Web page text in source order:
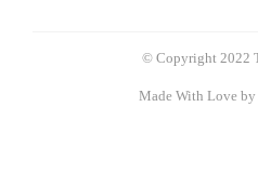
© Copyright 2022
Made With Love by